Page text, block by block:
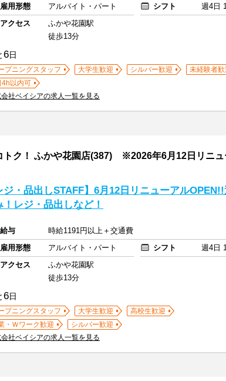
雇用形態
アルバイト・パート シフト
週4日
アクセス
ふかや花園駅
徒歩13分
6日
プニングスタッフ 大学生歓迎 シルバー歓迎
未経験者歓
4h以内可
社ベイシアの求人一覧を見る
ク！ ふかや花園店(387) ※2026年6月12日リニュ
ジ・品出しSTAFF】6月12日リニューアル
！レジ・品出しなど！
給与
時給1191円以上＋交通費
雇用形態
アルバイト・パート シフト
週4日
アクセス
ふかや花園駅
徒歩13分
6日
プニングスタッフ 大学生歓迎
高校生歓迎
・Ｗワーク歓迎
シルバー歓迎
社ベイシアの求人一覧を見る